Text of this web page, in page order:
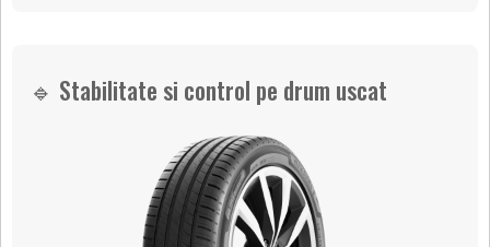
🔹 Stabilitate si control pe drum uscat